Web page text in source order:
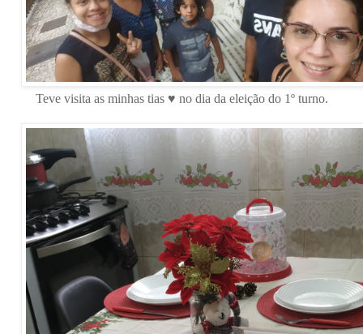
Teve visita as minhas tias ♥ no dia da eleição do 1º turno.